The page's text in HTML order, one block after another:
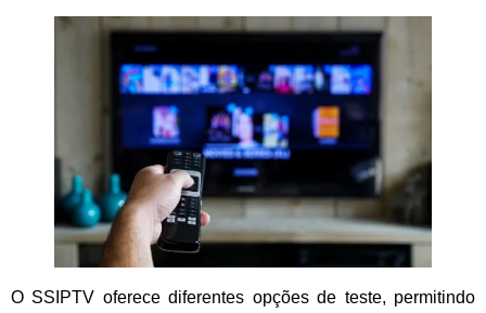
O SSIPTV oferece diferentes opções de teste, permitindo